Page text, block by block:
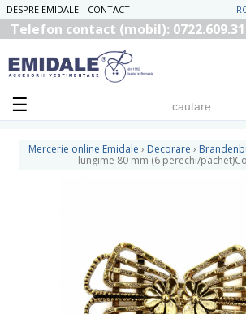
DESPRE EMIDALE CONTACT
Telefon contact (mobil):
Mercerie online Emidale › Decorare ›
lungime 80 mm (6 perechi/